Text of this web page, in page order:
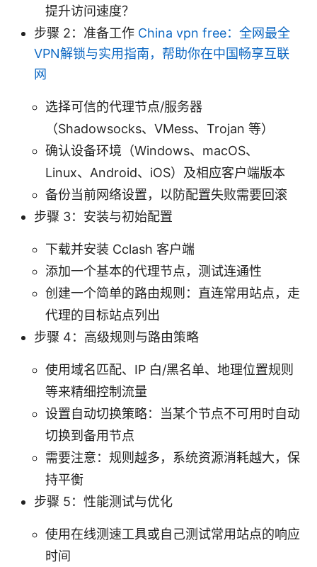
提升访问速度？
步骤 2：准备工作 China vpn free：全网最全
VPN解锁与实用指南，帮助你在中国畅享互联
网
选择可信的代理节点/服务器
（Shadowsocks、VMess、Trojan 等）
确认设备环境（Windows、macOS、
Linux、Android、iOS）及相应客户端版本
备份当前网络设置，以防配置失败需要回滚
步骤 3：安装与初始配置
下载并安装 Cclash 客户端
添加一个基本的代理节点，测试连通性
创建一个简单的路由规则：直连常用站点，走
代理的目标站点列出
步骤 4：高级规则与路由策略
使用域名匹配、IP 白/黑名单、地理位置规则
等来精细控制流量
设置自动切换策略：当某个节点不可用时自动
切换到备用节点
需要注意：规则越多，系统资源消耗越大，保
持平衡
步骤 5：性能测试与优化
使用在线测速工具或自己测试常用站点的响应
时间